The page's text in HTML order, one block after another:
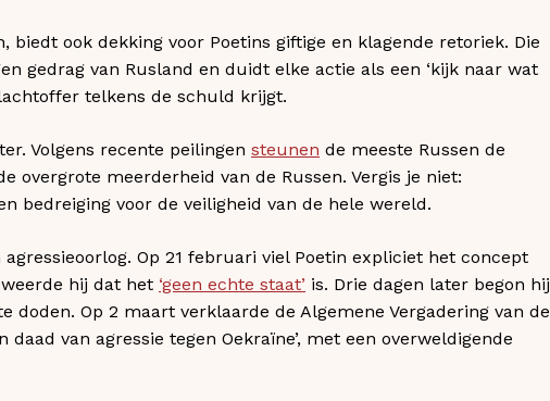
biedt ook dekking voor Poetins giftige en klagende retoriek. Die
gedrag van Rusland en duidt elke actie als een ‘kijk naar wat
telkens de schuld krijgt.
Volgens recente peilingen steunen de meeste Russen de
overgrote meerderheid van de Russen. Vergis je niet:
bedreiging voor de veiligheid van de hele wereld.
Op 21 februari viel Poetin expliciet het concept
hij dat het ‘geen echte staat’ is. Drie dagen later begon hij
doden. Op 2 maart verklaarde de Algemene Vergadering van de
daad van agressie tegen Oekraïne’, met een overweldigende